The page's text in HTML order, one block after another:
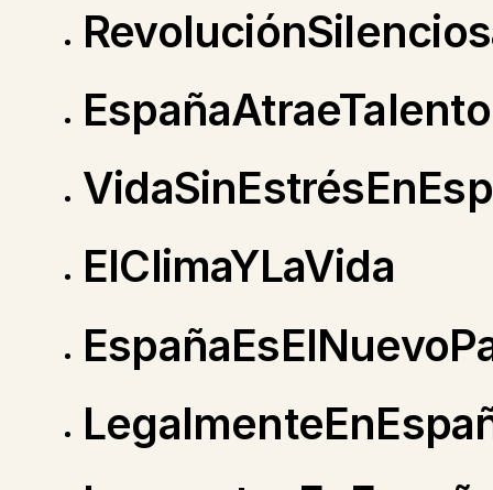
EspañaAtraeTalento
ElClimaYLaVida